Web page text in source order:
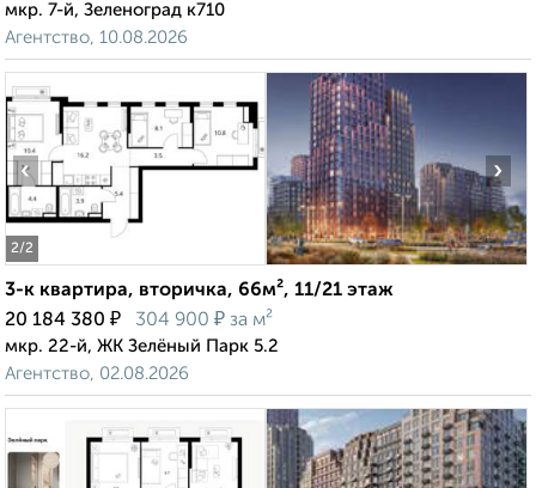
мкр. 7-й, Зеленоград к710
Агентство, 10.08.2026
2/2
‹ ›
3-к квартира, вторичка, 66м², 11/21 этаж
20 184 380 ₽ 304 900 ₽ за м²
мкр. 22-й, ЖК Зелёный Парк 5.2
Агентство, 02.08.2026